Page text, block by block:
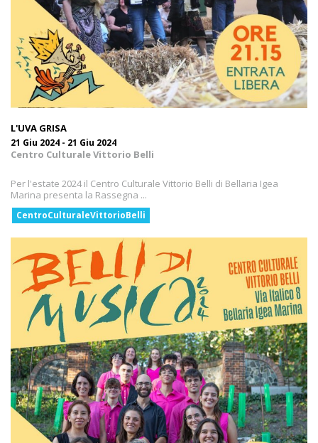
L'UVA GRISA
21 Giu 2024 - 21 Giu 2024
Centro Culturale Vittorio Belli
Per l'estate 2024 il Centro Culturale Vittorio Belli di Bellaria Igea
Marina presenta la Rassegna ...
CentroCulturaleVittorioBelli